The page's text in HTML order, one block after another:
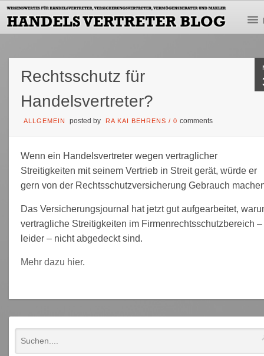
Rechtsschutz für
Handelsvertreter?
ALLGEMEIN posted by RA KAI BEHRENS /0comments
Wenn ein Handelsvertreter wegen vertraglicher
Streitigkeiten mit seinem Vertrieb in Streit gerät, würde er
gern von der Rechtsschutzversicherung Gebrauch
Das Versicherungsjournal hat jetzt gut aufgearbeitet,
vertragliche Streitigkeiten im Firmenrechtsschutzbereich –
leider – nicht abgedeckt sind.
Mehr dazu hier.